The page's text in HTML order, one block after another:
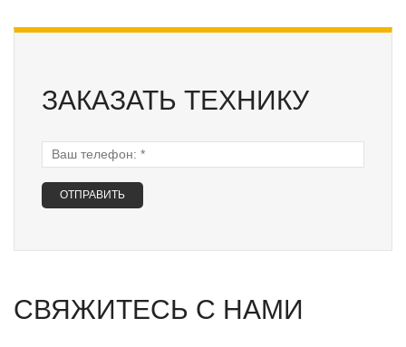
ЗАКАЗАТЬ ТЕХНИКУ
Ваш телефон:
СВЯЖИТЕСЬ С НАМИ